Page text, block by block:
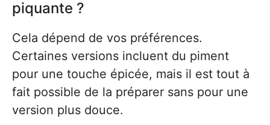
piquante ?
Cela dépend de vos préférences.
Certaines versions incluent du piment
pour une touche épicée, mais il est tout à
fait possible de la préparer sans pour une
version plus douce.